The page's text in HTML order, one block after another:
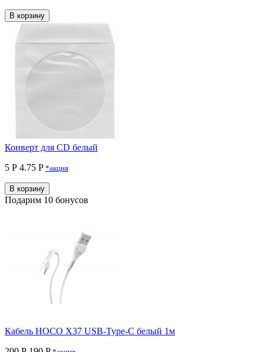
В корзину
Конверт для CD белый
5 Р 4.75 P *акция
В корзину
Подарим 10 бонусов
Кабель HOCO X37 USB-Type-C белый 1м